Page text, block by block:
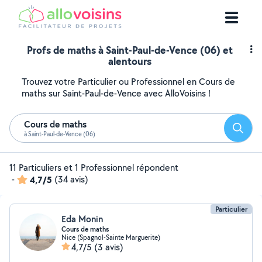
Profs de maths à Saint-Paul-de-Vence (06) et
alentours
Trouvez votre Particulier ou Professionnel en Cours de
maths sur Saint-Paul-de-Vence avec AlloVoisins !
Cours de maths
à Saint-Paul-de-Vence (06)
11 Particuliers et 1 Professionnel répondent
-
4,7/5 (34 avis)
Particulier
Eda Monin
Cours de maths
Nice (Spagnol-Sainte Marguerite)
4,7/5 (3 avis)